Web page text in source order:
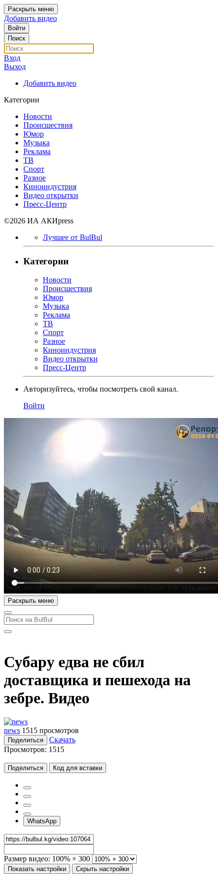
Раскрыть меню
Добавить видео
Войти
Поиск
Вход
Выход
Добавить видео
Категории
Новости
Происшествия
Юмор
Музыка
Реклама
ТВ
Спорт
Разное
Киноиндустрия
Видео открытки
Пресс-Центр
©2026 ИА АКИpress
Лучшее от BulBul
Категории
Новости
Происшествия
Юмор
Музыка
Реклама
ТВ
Спорт
Разное
Киноиндустрия
Видео открытки
Пресс-Центр
Авторизуйтесь, чтобы посмотреть свой канал.
Войти
Раскрыть меню
Субару едва не сбил
доставщика и пешехода на
зебре. Видео
news 1515 просмотров
Поделиться
Скачать
Просмотров: 1515
Поделиться Код для вставки
WhatsApp
Размер видео: 100% × 300
Показать настройки Скрыть настройки